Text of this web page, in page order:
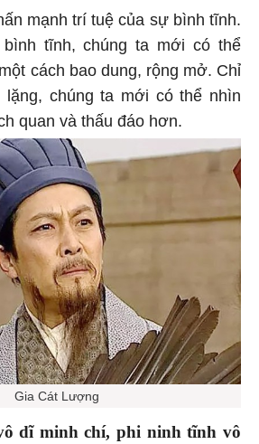
mạnh trí tuệ của sự bình tĩnh.
tĩnh, chúng ta mới có thể
cách bao dung, rộng mở. Chỉ
lặng, chúng ta mới có thể nhìn
quan và thấu đáo hơn.
Gia Cát Lượng
dĩ minh chí, phi ninh tĩnh vô